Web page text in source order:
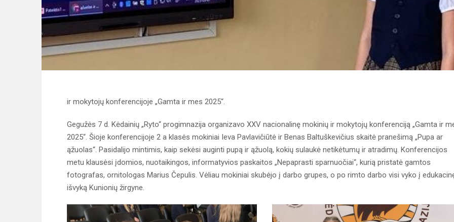
ir mokytojų konferencijoje „Gamta ir mes 2025“.
Gegužės 7 d. Kėdainių „Ryto“ progimnazija organizavo XXV nacionalinę mokinių ir mokytojų konferenciją „Gamta ir
2025“. Šioje konferencijoje 2 a klasės mokiniai Ieva Pavlavičiūtė ir Benas Baltuškevičius skaitė pranešimą „Pupa ar
ąžuolas“. Pasidalijo mintimis, kaip sekėsi auginti pupą ir ąžuolą, kokių sulaukė netikėtumų ir atradimų. Konferencijos
metu klausėsi įdomios, nuotaikingos, informatyvios paskaitos „Nepaprasti sparnuočiai“, kurią pristatė gamtos
fotografas, ornitologas Marius Čepulis. Vėliau mokiniai skubėjo į darbo grupes, o po rimto darbo visi vyko į
išvyką Kunionių žirgyne.